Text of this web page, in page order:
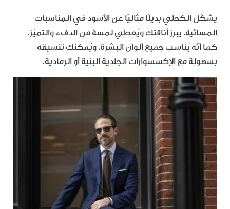
يشكّل الكحلي بديلًا مثاليًا عن الأسود في المناسبات
المسائية. يبرز أناقتك ويُعطي لمسة من الدفء والتميّز.
كما أنّه يُناسب جميع ألوان البشرة، ويُمكنك تنسيقه
بسهولة مع الإكسسوارات الجلدية البنية أو الرمادية.